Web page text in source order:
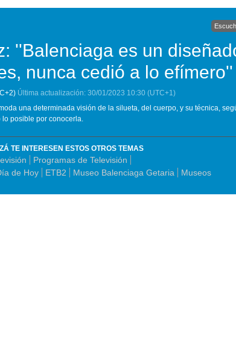
''Balenciaga es un
nunca cedió a lo efímero''
Última actualización: 30/01/2023 10:30 (UTC+1)
una determinada visión de la silueta, del cuerpo, y su técnica,
posible por conocerla.
TE INTERESEN ESTOS OTROS TEMAS
Programas de Televisión
de Hoy
ETB2 Museo Balenciaga Getaria Museos